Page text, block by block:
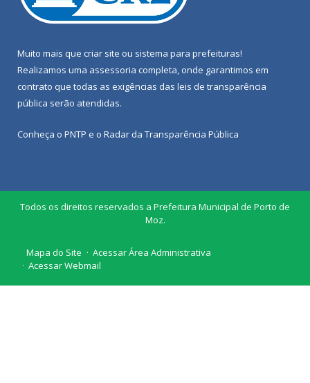
Muito mais que criar site ou sistema para prefeituras!
Realizamos uma assessoria completa, onde garantimos em
contrato que todas as exigências das leis de transparência
pública serão atendidas.
Conheça o PNTP e o Radar da Transparência Pública
Todos os direitos reservados a Prefeitura Municipal de Porto de
Moz.
Mapa do Site
Acessar Área Administrativa
Acessar Webmail